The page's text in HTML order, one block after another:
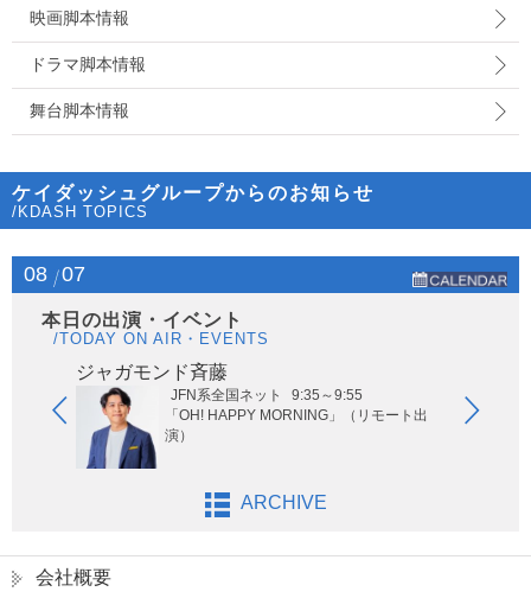
映画脚本情報
ドラマ脚本情報
舞台脚本情報
ケイダッシュグループからのお知らせ
/KDASH TOPICS
08 07
本日の出演・イベント
/TODAY ON AIR・EVENTS
ジャガモンド斉藤
JFN系全国ネット
9:35～9:55
「OH! HAPPY MORNING」（リモート出
演）
ARCHIVE
会社概要